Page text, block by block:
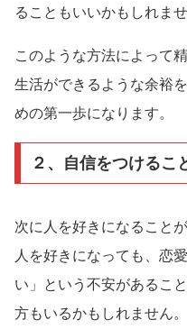
ることもいいかもしれませ
このような方法によって
生活ができるような余裕
めの第一歩になります。
２、自信をつけるこ
次に人を好きになること
人を好きになっても、恋
い」という不安があるこ
方もいるかもしれません。